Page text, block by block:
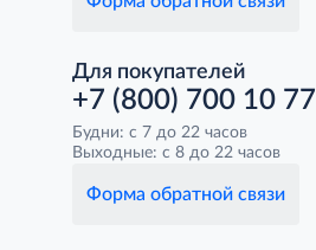
Для покупателей
+7 (800) 700 10 77
Будни: с 7 до 22 часов
Выходные: с 8 до 22 часов
Форма обратной связи